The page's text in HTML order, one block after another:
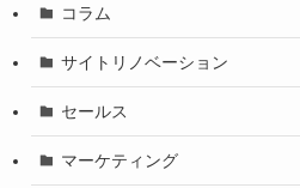
コラム
サイトリノベーション
セールス
マーケティング